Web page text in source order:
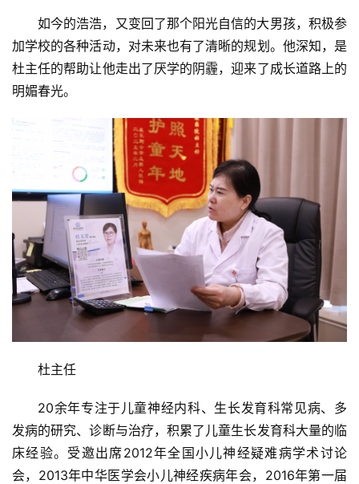
专
题
汽
能
如今的浩浩，又变回了那个阳光自信的大男孩，积极参
加学校的各种活动，对未来也有了清晰的规划。他深知，是
杜主任的帮助让他走出了厌学的阴霾，迎来了成长道路上的
明媚春光。
杜主任
20余年专注于儿童神经内科、生长发育科常见病、多
发病的研究、诊断与治疗，积累了儿童生长发育科大量的临
床经验。受邀出席2012年全国小儿神经疑难病学术讨论
会，2013年中华医学会小儿神经疾病年会，2016年第一届